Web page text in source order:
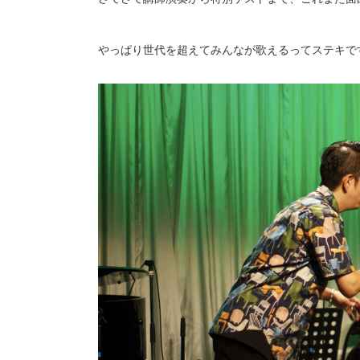
やっぱり世代を超えてみんなが歌えるってステキ